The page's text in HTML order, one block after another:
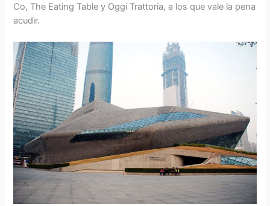
Co, The Eating Table y Oggi Trattoria, a los que vale la pena
acudir.